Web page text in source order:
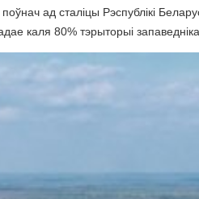
ад сталіцы Рэспублікі
каля 80% тэрыторыі запаведніка.